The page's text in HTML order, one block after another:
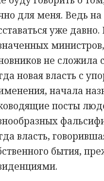
для меня. Ведь
уже
не сложила
новая власть с
начала
посты
власть,
бытия,